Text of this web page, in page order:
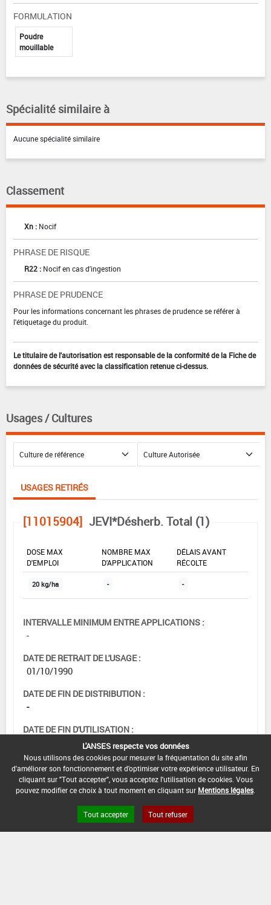
FORMULATION
Poudre
mouillable
Spécialité similaire à
Aucune spécialité similaire
Classement
Xn : Nocif
PHRASE DE RISQUE
R22 : Nocif en cas d'ingestion
PHRASE DE PRUDENCE
Pour les informations concernant les phrases de prudence se référer à
l'étiquetage du produit.
Le titulaire de l'autorisation est responsable de la conformité de la Fiche de
données de sécurité avec la classification retenue ci-dessus.
Usages / Cultures
USAGES RETIRÉS
[11015904] JEVI*Désherb. Total (1)
DOSE MAX
D'EMPLOI
NOMBRE MAX
D'APPLICATION
DÉLAIS AVANT
RÉCOLTE
20 kg/ha - -
INTERVALLE MINIMUM ENTRE APPLICATIONS :
-
DATE DE RETRAIT DE L'USAGE :
01/10/1990
DATE DE FIN DE DISTRIBUTION :
-
DATE DE FIN D'UTILISATION :
L'ANSES respecte vos données
Nous utilisons des cookies pour mesurer la fréquentation du site afin
d'améliorer son fonctionnement et d'optimiser votre expérience utilisateur. En
cliquant sur "Tout accepter", vous acceptez l'utilisation de cookies. Vous
pouvez modifier ce choix à tout moment en cliquant sur Mentions légales
Tout accepter Tout refuser